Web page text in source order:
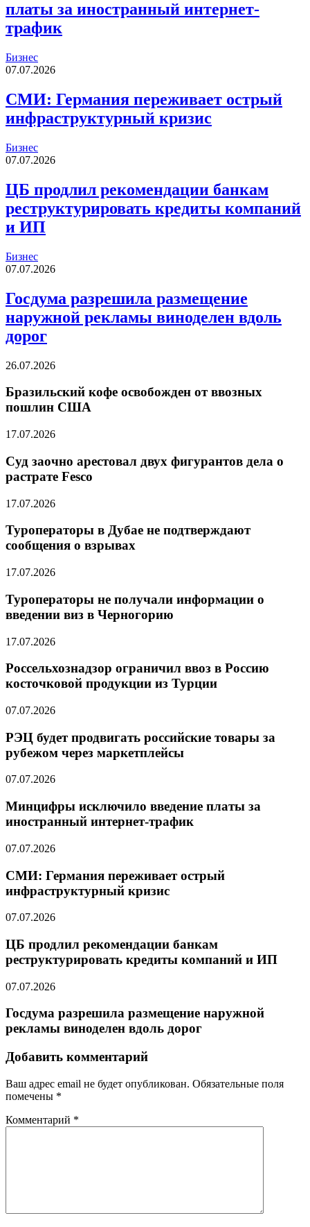
платы за иностранный интернет-
трафик
Бизнес
07.07.2026
СМИ: Германия переживает острый
инфраструктурный кризис
Бизнес
07.07.2026
ЦБ продлил рекомендации банкам
реструктурировать кредиты компаний
и ИП
Бизнес
07.07.2026
Госдума разрешила размещение
наружной рекламы виноделен вдоль
дорог
26.07.2026
Бразильский кофе освобожден от ввозных
пошлин США
17.07.2026
Суд заочно арестовал двух фигурантов дела о
растрате Fesco
17.07.2026
Туроператоры в Дубае не подтверждают
сообщения о взрывах
17.07.2026
Туроператоры не получали информации о
введении виз в Черногорию
17.07.2026
Россельхознадзор ограничил ввоз в Россию
косточковой продукции из Турции
07.07.2026
РЭЦ будет продвигать российские товары за
рубежом через маркетплейсы
07.07.2026
Минцифры исключило введение платы за
иностранный интернет-трафик
07.07.2026
СМИ: Германия переживает острый
инфраструктурный кризис
07.07.2026
ЦБ продлил рекомендации банкам
реструктурировать кредиты компаний и ИП
07.07.2026
Госдума разрешила размещение наружной
рекламы виноделен вдоль дорог
Добавить комментарий
Ваш адрес email не будет опубликован. Обязательные поля
помечены *
Комментарий *